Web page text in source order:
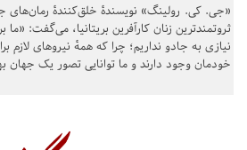
«جی. کی. رولینگ» نویسندهٔ خلق‌کنندهٔ رمان‌های
ثروتمندترین زنان کارآفرین بریتانیا، می‌گفت:
نیازی به جادو نداریم؛ چرا که همهٔ نیروهای لازم
خودمان وجود دارند و ما توانایی تصور یک جهان